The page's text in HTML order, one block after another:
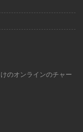
のオンラインのチャー